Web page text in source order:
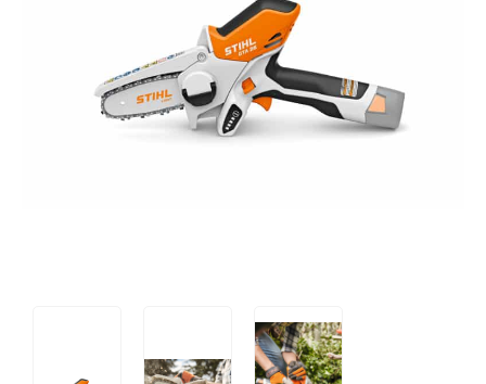
4.4 Google Reviews
4.7 Trustpilot